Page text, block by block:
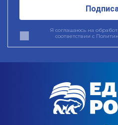
Я соглашаюсь на
соответствии с